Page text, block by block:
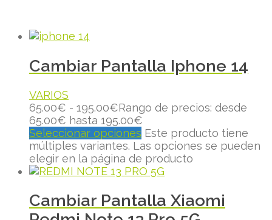
Cambiar Pantalla Iphone 14
VARIOS
65.00€ - 195.00€Rango de precios: desde
65.00€ hasta 195.00€
Seleccionar opciones Este producto tiene
múltiples variantes. Las opciones se pueden
elegir en la página de producto
Cambiar Pantalla Xiaomi